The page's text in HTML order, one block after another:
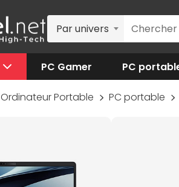
Par univers
PC Gamer PC
Ordinateur Portable PC portable